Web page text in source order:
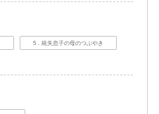
5．統失息子の母のつぶやき